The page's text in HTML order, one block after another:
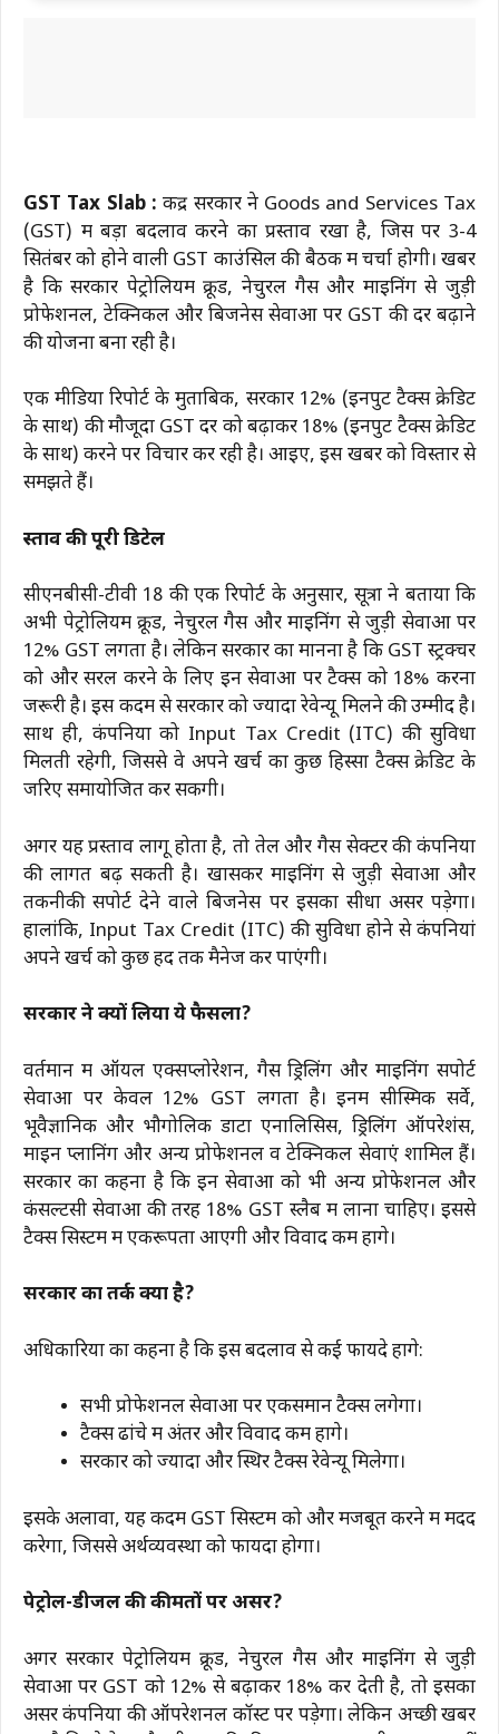
GST Tax Slab : केंद्र सरकार ने Goods and Services Tax
(GST) में बड़ा बदलाव करने का प्रस्ताव रखा है, जिस पर 3-4
सितंबर को होने वाली GST काउंसिल की बैठक में चर्चा होगी। खबर
है कि सरकार पेट्रोलियम क्रूड, नेचुरल गैस और माइनिंग से जुड़ी
प्रोफेशनल, टेक्निकल और बिजनेस सेवाओं पर GST की दर बढ़ाने
की योजना बना रही है।
एक मीडिया रिपोर्ट के मुताबिक, सरकार 12% (इनपुट टैक्स क्रेडिट
के साथ) की मौजूदा GST दर को बढ़ाकर 18% (इनपुट टैक्स क्रेडिट
के साथ) करने पर विचार कर रही है। आइए, इस खबर को विस्तार से
समझते हैं।
प्रस्ताव की पूरी डिटेल
सीएनबीसी-टीवी 18 की एक रिपोर्ट के अनुसार, सूत्रों ने बताया कि
अभी पेट्रोलियम क्रूड, नेचुरल गैस और माइनिंग से जुड़ी सेवाओं पर
12% GST लगता है। लेकिन सरकार का मानना है कि GST स्ट्रक्चर
को और सरल करने के लिए इन सेवाओं पर टैक्स को 18% करना
जरूरी है। इस कदम से सरकार को ज्यादा रेवेन्यू मिलने की उम्मीद है।
साथ ही, कंपनियों को Input Tax Credit (ITC) की सुविधा
मिलती रहेगी, जिससे वे अपने खर्च का कुछ हिस्सा टैक्स क्रेडिट के
जरिए समायोजित कर सकेंगी।
अगर यह प्रस्ताव लागू होता है, तो तेल और गैस सेक्टर की कंपनियों
की लागत बढ़ सकती है। खासकर माइनिंग से जुड़ी सेवाओं और
तकनीकी सपोर्ट देने वाले बिजनेस पर इसका सीधा असर पड़ेगा।
हालांकि, Input Tax Credit (ITC) की सुविधा होने से कंपनियां
अपने खर्च को कुछ हद तक मैनेज कर पाएंगी।
सरकार ने क्यों लिया ये फैसला?
वर्तमान में ऑयल एक्सप्लोरेशन, गैस ड्रिलिंग और माइनिंग सपोर्ट
सेवाओं पर केवल 12% GST लगता है। इनमें सीस्मिक सर्वे,
भूवैज्ञानिक और भौगोलिक डाटा एनालिसिस, ड्रिलिंग ऑपरेशंस,
माइन प्लानिंग और अन्य प्रोफेशनल व टेक्निकल सेवाएं शामिल हैं।
सरकार का कहना है कि इन सेवाओं को भी अन्य प्रोफेशनल और
कंसल्टेंसी सेवाओं की तरह 18% GST स्लैब में लाना चाहिए। इससे
टैक्स सिस्टम में एकरूपता आएगी और विवाद कम होंगे।
सरकार का तर्क क्या है?
अधिकारियों का कहना है कि इस बदलाव से कई फायदे होंगे:
सभी प्रोफेशनल सेवाओं पर एकसमान टैक्स लगेगा।
टैक्स ढांचे में अंतर और विवाद कम होंगे।
सरकार को ज्यादा और स्थिर टैक्स रेवेन्यू मिलेगा।
इसके अलावा, यह कदम GST सिस्टम को और मजबूत करने में मदद
करेगा, जिससे अर्थव्यवस्था को फायदा होगा।
पेट्रोल-डीजल की कीमतों पर असर?
अगर सरकार पेट्रोलियम क्रूड, नेचुरल गैस और माइनिंग से जुड़ी
सेवाओं पर GST को 12% से बढ़ाकर 18% कर देती है, तो इसका
असर कंपनियों की ऑपरेशनल कॉस्ट पर पड़ेगा। लेकिन अच्छी खबर